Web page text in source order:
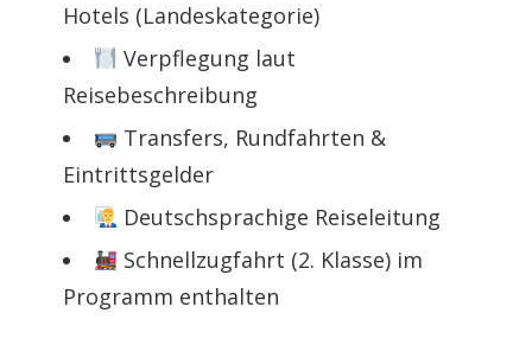
Hotels (Landeskategorie)
Verpflegung laut
Reisebeschreibung
Transfers, Rundfahrten &
Eintrittsgelder
Deutschsprachige Reiseleitung
Schnellzugfahrt (2. Klasse) im
Programm enthalten